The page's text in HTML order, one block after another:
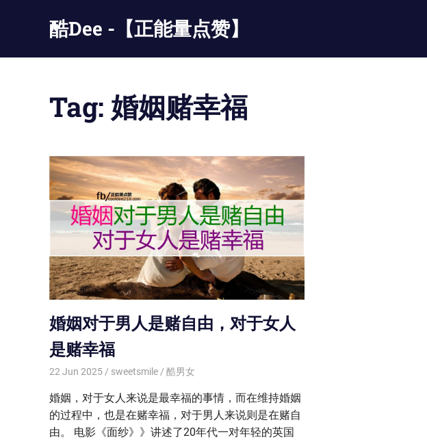
酷Dee -【正能量点赞】
酷
只
酷
Tag: 婚姻赌幸福
婚姻对于男人是赌自由，对于女人
是赌幸福
22 Jun 2025 sweetsmile 酷男女
婚姻，对于女人来说是最幸福的事情，而在维持婚姻
的过程中，也是在赌幸福，对于男人来说则是在赌自
由。 电影《面纱》》讲述了20年代一对年轻的英国